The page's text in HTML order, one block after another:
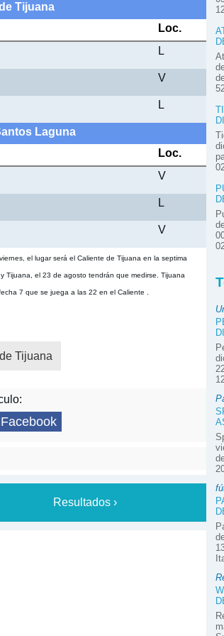
Tijuana
Loc.
L
V
L
Laguna
Loc.
V
L
V
el lugar será el Caliente de Tijuana en la septima
Tijuana, el 23 de agosto tendrán que medirse. Tijuana
7 que se juega a las 22 en el Caliente .
Tijuana
Facebook
Resultados ›